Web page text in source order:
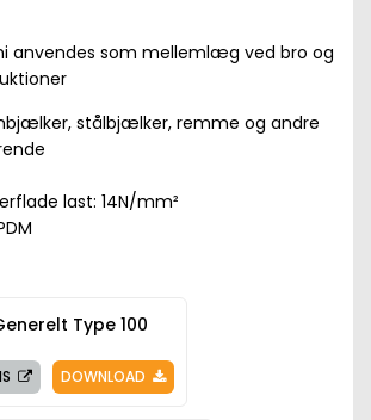
anvendes som mellemlæg ved bro og
stålbjælker, remme og andre
last: 14N/mm²
Type 100
DOWNLOAD